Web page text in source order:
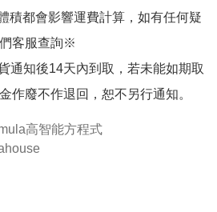
積都會影響運費計算，如有任何疑
客服查詢※
通知後14天內到取，若未能如期取
作廢不作退回，恕不另行通知。
高智能方程式